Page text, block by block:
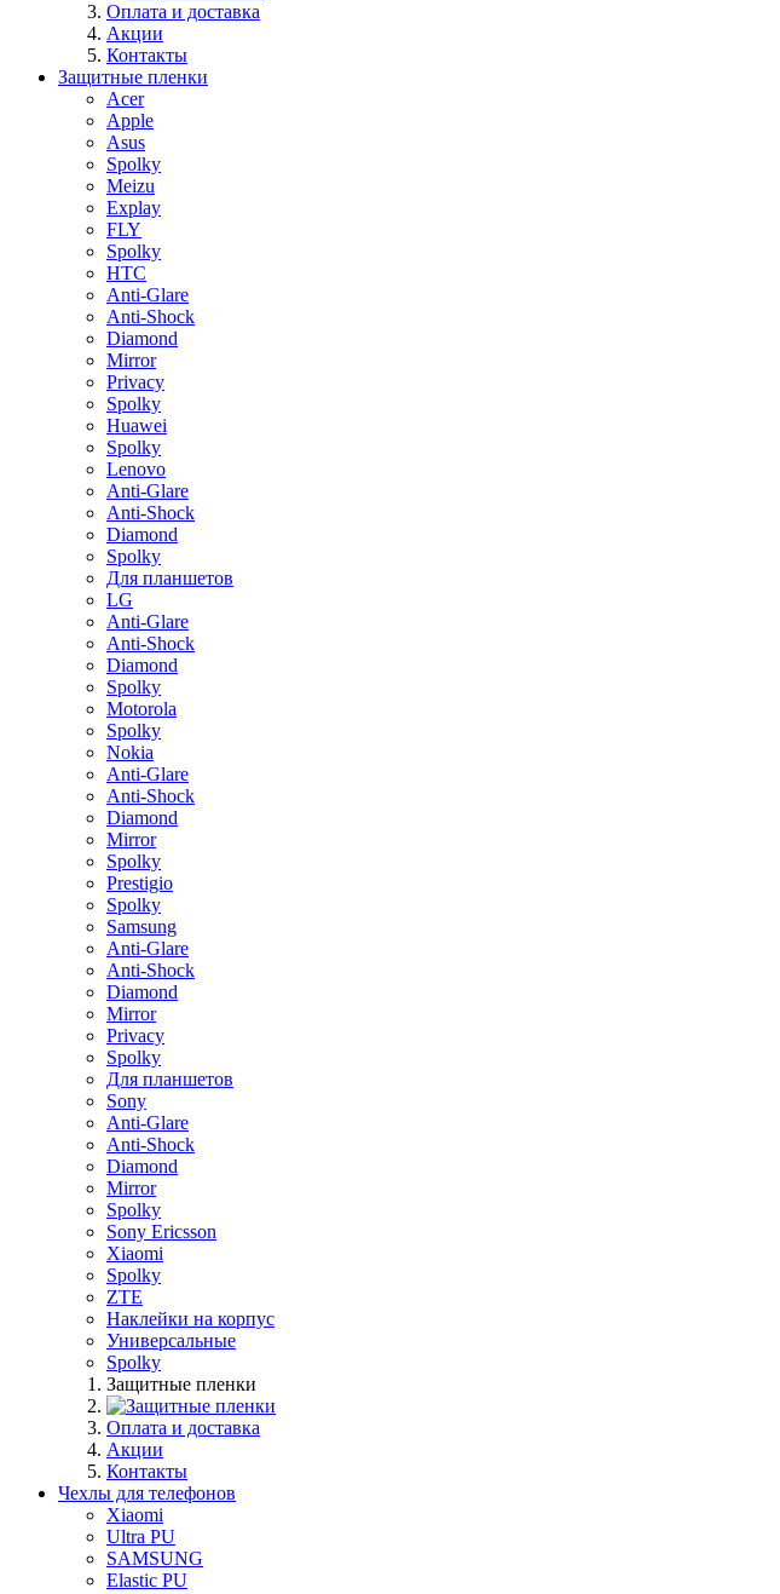
Оплата и доставка
Акции
Контакты
Защитные пленки
Acer
Apple
Asus
Spolky
Meizu
Explay
FLY
Spolky
HTC
Anti-Glare
Anti-Shock
Diamond
Mirror
Privacy
Spolky
Huawei
Spolky
Lenovo
Anti-Glare
Anti-Shock
Diamond
Spolky
Для планшетов
LG
Anti-Glare
Anti-Shock
Diamond
Spolky
Motorola
Spolky
Nokia
Anti-Glare
Anti-Shock
Diamond
Mirror
Spolky
Prestigio
Spolky
Samsung
Anti-Glare
Anti-Shock
Diamond
Mirror
Privacy
Spolky
Для планшетов
Sony
Anti-Glare
Anti-Shock
Diamond
Mirror
Spolky
Sony Ericsson
Xiaomi
Spolky
ZTE
Наклейки на корпус
Универсальные
Spolky
Защитные пленки
Оплата и доставка
Акции
Контакты
Чехлы для телефонов
Xiaomi
Ultra PU
SAMSUNG
Elastic PU